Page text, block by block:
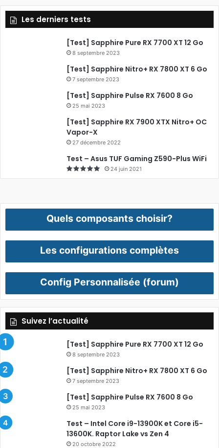
Les derniers tests
[Test] Sapphire Pure RX 7700 XT 12 Go
8 septembre 2023
[Test] Sapphire Nitro+ RX 7800 XT 6 Go
7 septembre 2023
[Test] Sapphire Pulse RX 7600 8 Go
25 mai 2023
[Test] Sapphire RX 7900 XTX Nitro+ OC
Vapor-X
27 décembre 2022
Test – Asus TUF Gaming Z590-Plus WiFi
24 juin 2021
Quels composants choisir?
Les configurations complètes
Config Personnalisée (forum)
Suivez l’actualité
[Test] Sapphire Pure RX 7700 XT 12 Go
8 septembre 2023
[Test] Sapphire Nitro+ RX 7800 XT 6 Go
7 septembre 2023
[Test] Sapphire Pulse RX 7600 8 Go
25 mai 2023
Test – Intel Core i9-13900K et Core i5-
13600K. Raptor Lake vs Zen 4
20 octobre 2022